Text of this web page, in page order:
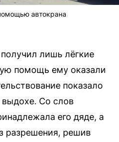
автокрана
лишь лёгкие
помощь ему оказали
показало
выдохе. Со слов
его дяде, а
разрешения, решив